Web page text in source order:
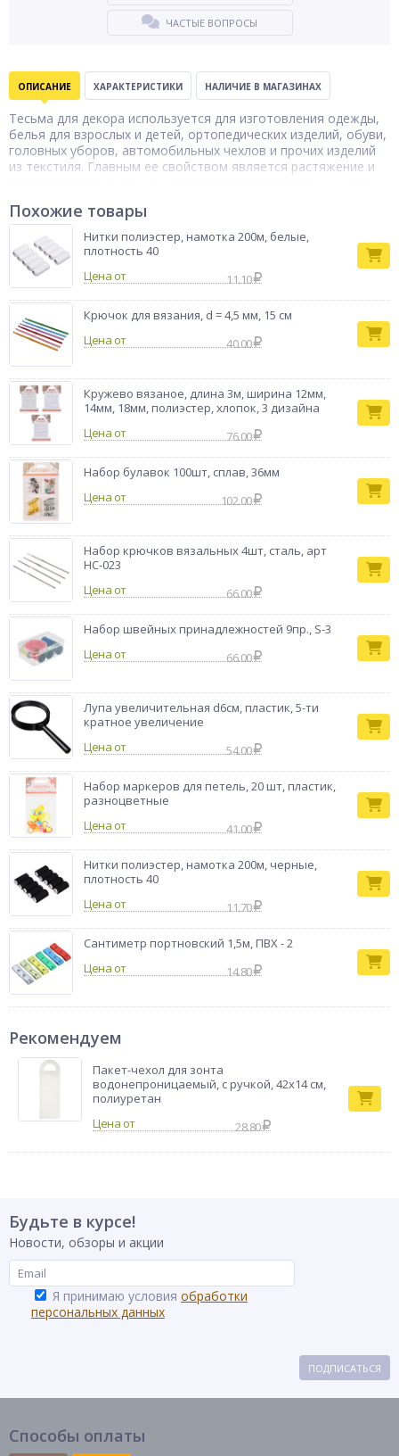
ЧАСТЫЕ ВОПРОСЫ
ОПИСАНИЕ ХАРАКТЕРИСТИКИ НАЛИЧИЕ В МАГАЗИНАХ
Тесьма для декора используется для изготовления одежды,
белья для взрослых и детей, ортопедических изделий, обуви,
головных уборов, автомобильных чехлов и прочих изделий
из текстиля. Главным ее свойством является растяжение и
Материал: резина. Размер: длина 3 м, ширина 3 мм.
Тип товара
Отделочные
материалы
Похожие товары
Нитки полиэстер, намотка 200м, белые,
плотность 40
Цена от
11.10
Крючок для вязания, d = 4,5 мм, 15 см
Цена от
40.00
Кружево вязаное, длина 3м, ширина 12мм,
14мм, 18мм, полиэстер, хлопок, 3 дизайна
Цена от
76.00
Набор булавок 100шт, сплав, 36мм
Цена от
102.00
Набор крючков вязальных 4шт, сталь, арт
НС-023
Цена от
66.00
Набор швейных принадлежностей 9пр., S-3
Цена от
66.00
Лупа увеличительная d6см, пластик, 5-ти
кратное увеличение
Цена от
54.00
Набор маркеров для петель, 20 шт, пластик,
разноцветные
Цена от
41.00
Нитки полиэстер, намотка 200м, черные,
плотность 40
Цена от
11.70
Сантиметр портновский 1,5м, ПВХ - 2
Цена от
14.80
Рекомендуем
Пакет-чехол для зонта
водонепроницаемый, с ручкой, 42x14 см,
полиуретан
28.80
Будьте в курсе!
Новости, обзоры и акции
Я принимаю условия обработки
персональных данных
ПОДПИСАТЬСЯ
Способы оплаты